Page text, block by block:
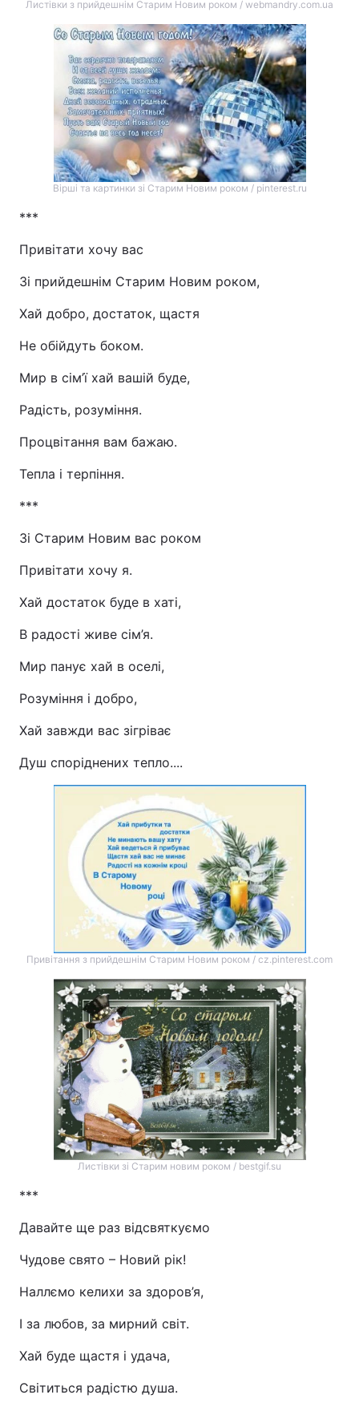
Листівки з прийдешнім Старим Новим роком / webmandry.com.ua
Вірші та картинки зі Старим Новим роком / pinterest.ru
***
Привітати хочу вас
Зі прийдешнім Старим Новим роком,
Хай добро, достаток, щастя
Не обійдуть боком.
Мир в сім’ї хай вашій буде,
Радість, розуміння.
Процвітання вам бажаю.
Тепла і терпіння.
***
Зі Старим Новим вас роком
Привітати хочу я.
Хай достаток буде в хаті,
В радості живе сім’я.
Мир панує хай в оселі,
Розуміння і добро,
Хай завжди вас зігріває
Душ споріднених тепло....
Привітання з прийдешнім Старим Новим роком / cz.pinterest.com
Листівки зі Старим новим роком / bestgif.su
***
Давайте ще раз відсвяткуємо
Чудове свято – Новий рік!
Наллємо келихи за здоров’я,
І за любов, за мирний світ.
Хай буде щастя і удача,
Світиться радістю душа.